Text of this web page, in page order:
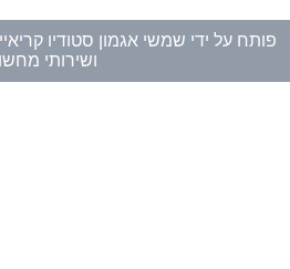
פותח על ידי שמשי אגמון סטודיו
ושירותי